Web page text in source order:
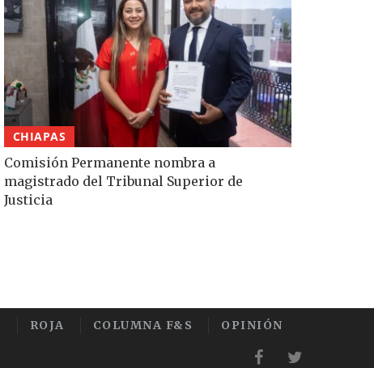
CHIAPAS
Comisión Permanente nombra a
magistrado del Tribunal Superior de
Justicia
ROJA COLUMNA F&S OPINIÓN